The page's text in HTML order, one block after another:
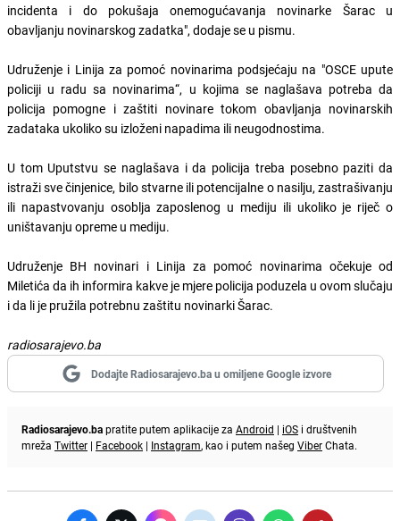
incidenta i do pokušaja onemogućavanja novinarke Šarac u
obavljanju novinarskog zadatka", dodaje se u pismu.
Udruženje i Linija za pomoć novinarima podsjećaju na "OSCE upute
policiji u radu sa novinarima“, u kojima se naglašava potreba da
policija pomogne i zaštiti novinare tokom obavljanja novinarskih
zadataka ukoliko su izloženi napadima ili neugodnostima.
U tom Uputstvu se naglašava i da policija treba posebno paziti da
istraži sve činjenice, bilo stvarne ili potencijalne o nasilju, zastrašivanju
ili napastvovanju osoblja zaposlenog u mediju ili ukoliko je riječ o
uništavanju opreme u mediju.
Udruženje BH novinari i Linija za pomoć novinarima očekuje od
Miletića da ih informira kakve je mjere policija poduzela u ovom slučaju
i da li je pružila potrebnu zaštitu novinarki Šarac.
radiosarajevo.ba
Dodajte Radiosarajevo.ba u omiljene Google izvore
Radiosarajevo.bapratite putem aplikacije za Android | iOS i društvenih
mreža Twitter | Facebook | Instagram, kao i putem našeg ViberChata.